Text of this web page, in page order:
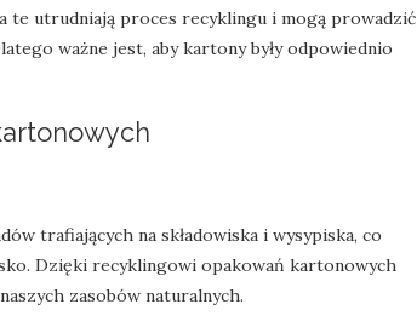
te utrudniają proces recyklingu i mogą prowadzić
ważne jest, aby kartony były odpowiednio
trafiających na składowiska i wysypiska, co
Dzięki recyklingowi opakowań kartonowych
zasobów naturalnych.